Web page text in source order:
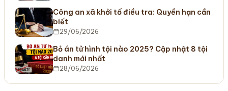
Công an xã khởi tố điều tra: Quyền hạn cần
biết
29/06/2026
Bỏ án tử hình tội nào 2025? Cập nhật 8 tội
danh mới nhất
28/06/2026